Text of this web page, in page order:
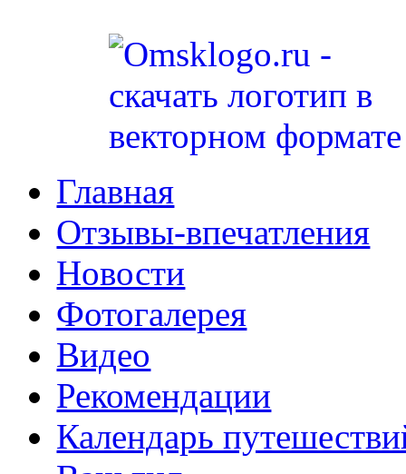
Главная
Отзывы-впечатления
Новости
Фотогалерея
Видео
Рекомендации
Календарь